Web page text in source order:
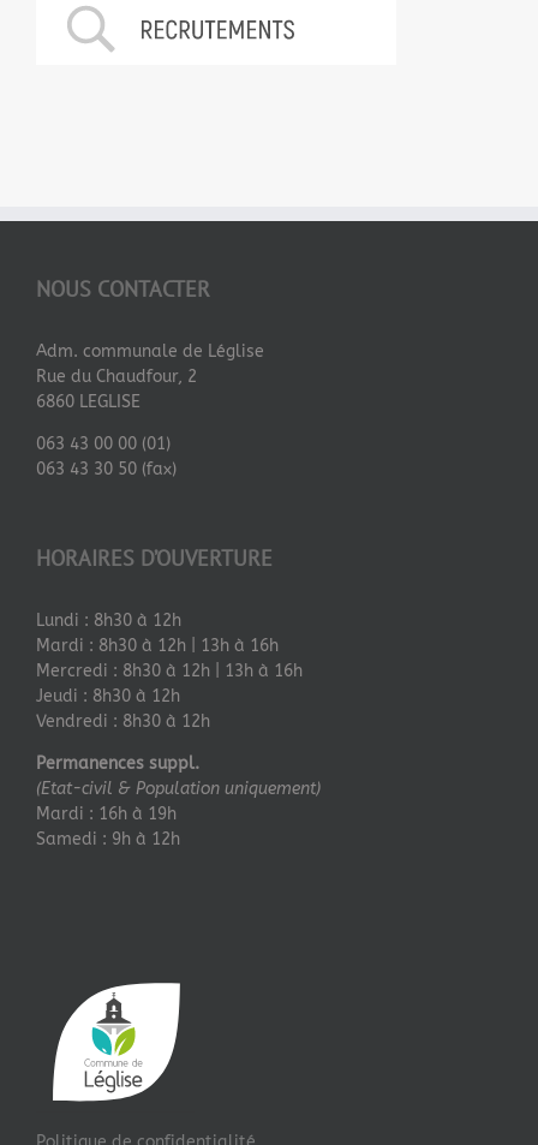
NOUS CONTACTER
Adm. communale de Léglise
Rue du Chaudfour, 2
6860 LEGLISE
063 43 00 00 (01)
063 43 30 50 (fax)
HORAIRES D’OUVERTURE
Lundi : 8h30 à 12h
Mardi : 8h30 à 12h | 13h à 16h
Mercredi : 8h30 à 12h | 13h à 16h
Jeudi : 8h30 à 12h
Vendredi : 8h30 à 12h
Permanences suppl.
(Etat-civil & Population uniquement)
Mardi : 16h à 19h
Samedi : 9h à 12h